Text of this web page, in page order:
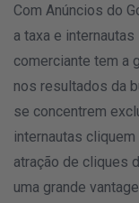
Com Anúncios do
a taxa e
comerciante tem a
nos resultados da
se concentrem
internautas
atração de cliques
uma grande